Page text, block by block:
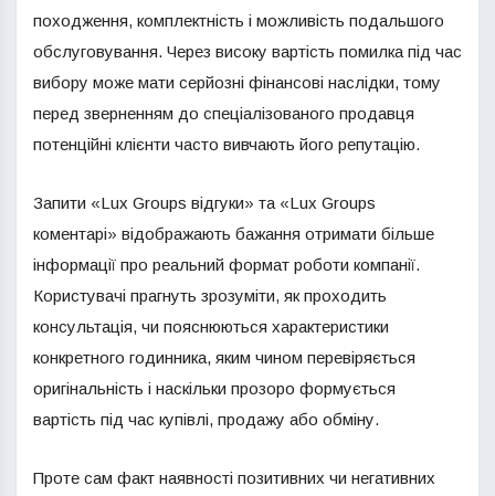
походження, комплектність і можливість подальшого
обслуговування. Через високу вартість помилка під час
вибору може мати серйозні фінансові наслідки, тому
перед зверненням до спеціалізованого продавця
потенційні клієнти часто вивчають його репутацію.
Запити «Lux Groups відгуки» та «Lux Groups
коментарі» відображають бажання отримати більше
інформації про реальний формат роботи компанії.
Користувачі прагнуть зрозуміти, як проходить
консультація, чи пояснюються характеристики
конкретного годинника, яким чином перевіряється
оригінальність і наскільки прозоро формується
вартість під час купівлі, продажу або обміну.
Проте сам факт наявності позитивних чи негативних